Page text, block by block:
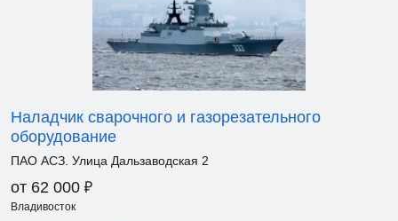
Наладчик сварочного и газорезательного
оборудование
ПАО АСЗ. Улица Дальзаводская 2
от 62 000 ₽
Владивосток